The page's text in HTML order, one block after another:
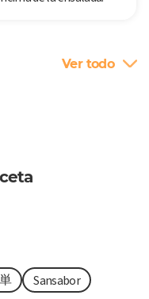
Ver todo
Sansabor